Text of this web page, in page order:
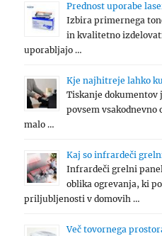
Prednost uporabe
Izbira primernega
in kvalitetno
uporabljajo …
Kje najhitreje lahko
Tiskanje dokumentov
povsem
malo …
Kaj so infrardeči
Infrardeči grelni
oblika ogrevanja, ki
priljubljenosti v domovih …
Več tovornega